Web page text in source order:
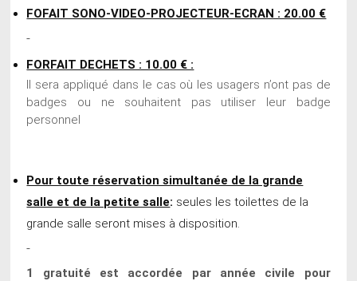
FOFAIT SONO-VIDEO-PROJECTEUR-ECRAN : 20.00 €
FORFAIT DECHETS : 10.00 € :
Il sera appliqué dans le cas où les usagers n’ont pas de
badges ou ne souhaitent pas utiliser leur badge
personnel
Pour toute réservation simultanée de la grande
salle et de la petite salle: seules les toilettes de la
grande salle seront mises à disposition.
1 gratuité est accordée par année civile pour